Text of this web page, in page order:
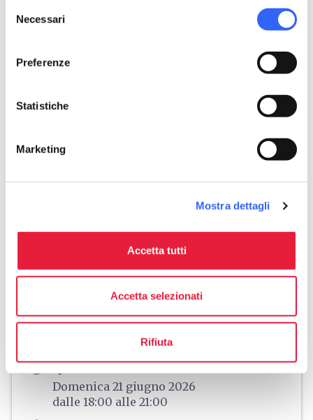
delNecessari
Preferenze
Statistiche
Marketing
Mostra dettagli
Accetta tutti
Accetta selezionati
Rifiuta
Indicazioni
Informazioni
Area Sportiva di Gorfigliano
Località Case Sparse Villa Bianca, 1,
55034 Minucciano LU, Italia
schedule
Domenica 21 giugno 2026
dalle 18:00 alle 21:00